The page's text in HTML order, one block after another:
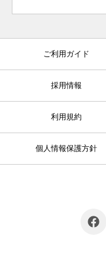
ご利用ガイド
採用情報
利用規約
個人情報保護方針